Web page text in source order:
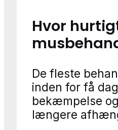
Hvor
De fleste
inden for få
bekæmpelse
længere